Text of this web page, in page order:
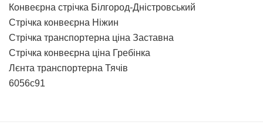
Конвеєрна стрічка Білгород-Дністровський
Стрічка конвеєрна Ніжин
Стрічка транспортерна ціна Заставна
Стрічка конвеєрна ціна Гребінка
Лєнта транспортерна Тячів
6056c91